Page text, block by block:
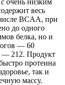
весь
BCAA, при
до одного
белка, но и
— 60
— 212. Продукт
протеина
так и
массу.